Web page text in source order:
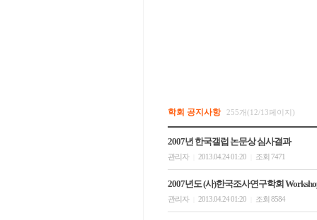
학회 공지사항 255개(12/13페이지)
2007년 한국갤럽 논문상 심사결과
관리자 2013.04.24 01:20 조회 7471
2007년도 (사)한국조사연구학회
관리자 2013.04.24 01:20 조회 8584